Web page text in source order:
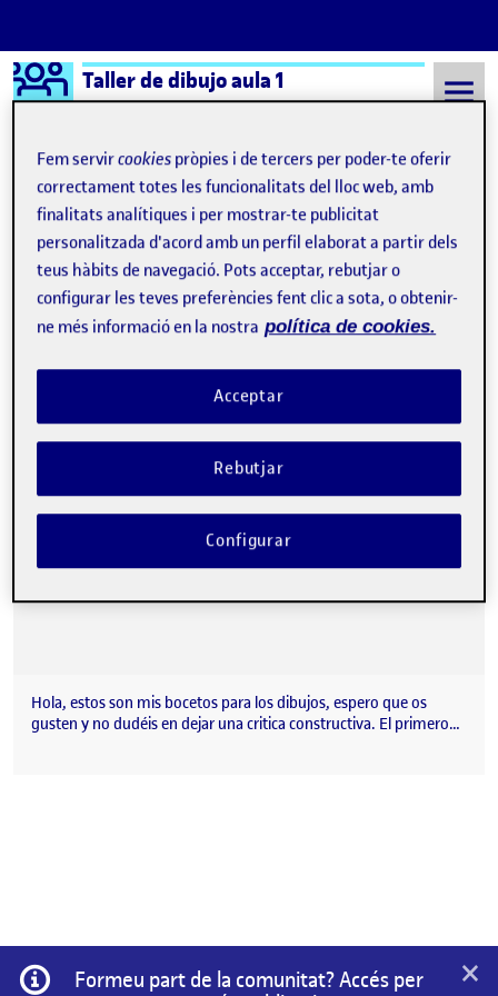
Saltar al contingut
Logo Ágora
Taller de dibujo aula 1
Semestre 20221 - Aula 1 Carlos Garzón de Alba
Carlos Garzón de Alba
Preentrega
Publicat per
Carlos Garzón de Alba
Data de publicació
-1 comentari
Hola, estos son mis bocetos para los dibujos, espero que os
gusten y no dudéis en dejar una critica constructiva. El primero…
Informació
Formeu part de la comunitat? Accés per
×
Fem servircookies pròpies i de tercers per poder-te oferir
correctament totes les funcionalitats del lloc web, amb
finalitats analítiques i per mostrar-te publicitat
personalitzada d'acord amb un perfil elaborat a partir dels
teus hàbits de navegació. Pots acceptar, rebutjar o
configurar les teves preferències fent clic a sota, o obtenir-
ne més informació en la nostra política de cookies.
Rebutjar
Acceptar
Configurar